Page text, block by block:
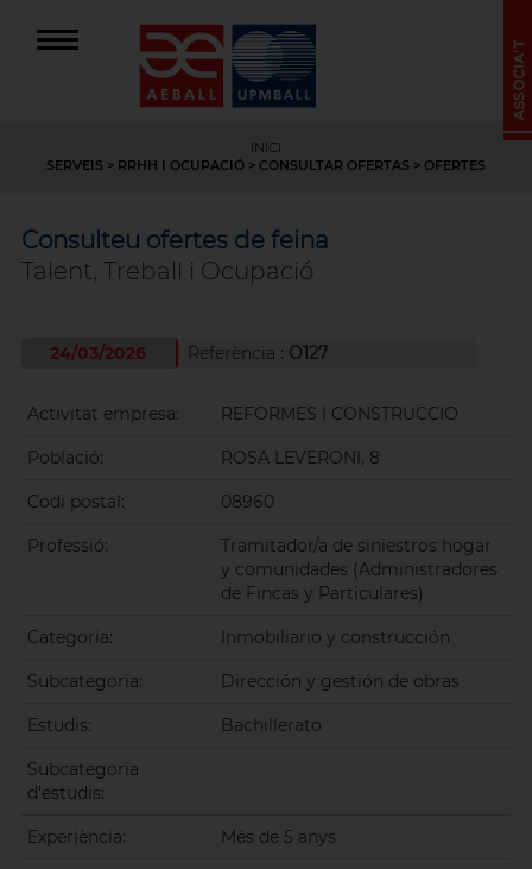
INICI
SERVEIS > RRHH I OCUPACIÓ > CONSULTAR OFERTAS > OFERTES
Consulteu ofertes de feina
Talent, Treball i Ocupació
24/03/2026 Referència : O127
Activitat empresa: REFORMES I CONSTRUCCIO
Població: ROSA LEVERONI, 8
Codi postal: 08960
Professió:
Tramitador/a de siniestros hogar
y comunidades (Administradores
de Fincas y Particulares)
Categoria: Inmobiliario y construcción
Subcategoria: Dirección y gestión de obras
Estudis: Bachillerato
Subcategoria
d'estudis:
Experiència: Més de 5 anys